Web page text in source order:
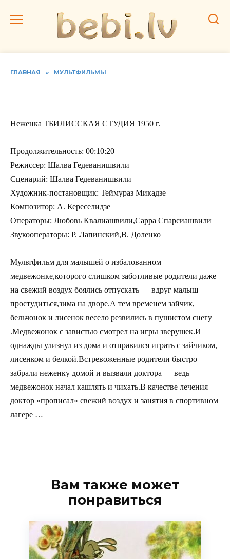
ГЛАВНАЯ » МУЛЬТФИЛЬМЫ
Неженка ТБИЛИССКАЯ СТУДИЯ 1950 г.
Продолжительность: 00:10:20
Режиссер: Шалва Гедеванишвили
Сценарий: Шалва Гедеванишвили
Художник-постановщик: Теймураз Микадзе
Композитор: А. Кереселидзе
Операторы: Любовь Квалиашвили,Сарра Спарсиашвили
Звукооператоры: Р. Лапинский,В. Доленко
Мультфильм для малышей о избалованном
медвежонке,которого слишком заботливые родители даже
на свежий воздух боялись отпускать — вдруг малыш
простудиться,зима на дворе.А тем временем зайчик,
бельчонок и лисенок весело резвились в пушистом снегу
.Медвежонок с завистью смотрел на игры зверушек.И
однажды улизнул из дома и отправился играть с зайчиком,
лисенком и белкой.Встревоженные родители быстро
забрали неженку домой и вызвали доктора — ведь
медвежонок начал кашлять и чихать.В качестве лечения
доктор «прописал» свежий воздух и занятия в спортивном
лагере …
Вам также может
понравиться